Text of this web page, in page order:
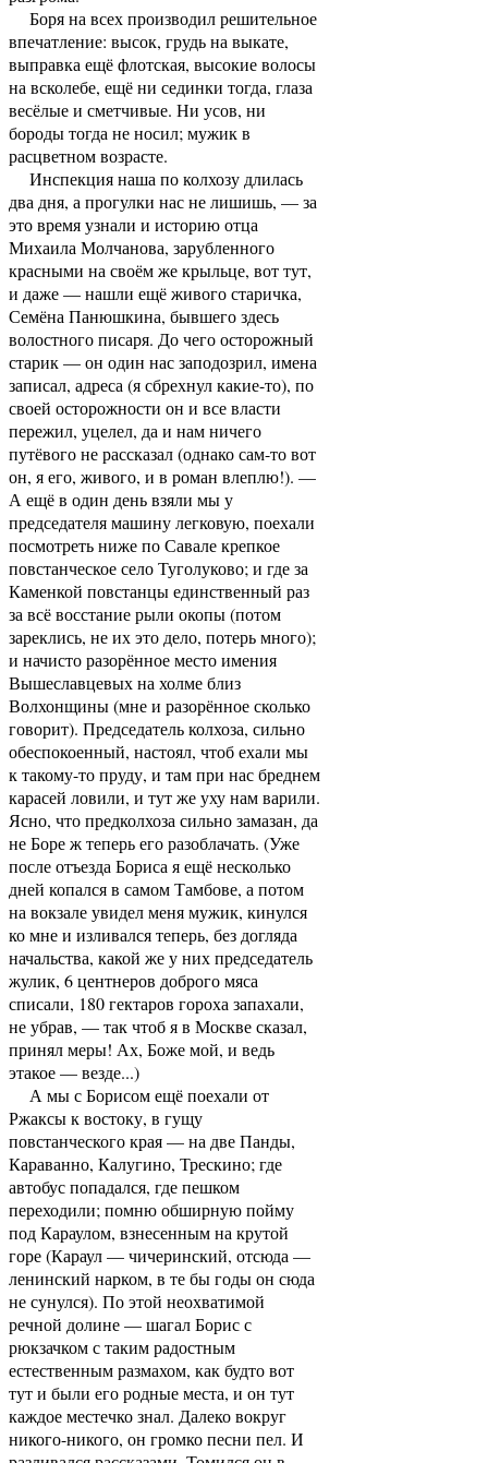
Боря на всех производил решительное
впечатление: высок, грудь на выкате,
выправка ещё флотская, высокие волосы
на всколебе, ещё ни сединки тогда, глаза
весёлые и сметчивые. Ни усов, ни
бороды тогда не носил; мужик в
расцветном возрасте.
Инспекция наша по колхозу длилась
два дня, а прогулки нас не лишишь, — за
это время узнали и историю отца
Михаила Молчанова, зарубленного
красными на своём же крыльце, вот тут,
и даже — нашли ещё живого старичка,
Семёна Панюшкина, бывшего здесь
волостного писаря. До чего осторожный
старик — он один нас заподозрил, имена
записал, адреса (я сбрехнул какие-то), по
своей осторожности он и все власти
пережил, уцелел, да и нам ничего
путёвого не рассказал (однако сам-то вот
он, я его, живого, и в роман влеплю!). —
А ещё в один день взяли мы у
председателя машину легковую, поехали
посмотреть ниже по Савале крепкое
повстанческое село Туголуково; и где за
Каменкой повстанцы единственный раз
за всё восстание рыли окопы (потом
зареклись, не их это дело, потерь много);
и начисто разорённое место имения
Вышеславцевых на холме близ
Волхонщины (мне и разорённое сколько
говорит). Председатель колхоза, сильно
обеспокоенный, настоял, чтоб ехали мы
к такому-то пруду, и там при нас бреднем
карасей ловили, и тут же уху нам варили.
Ясно, что предколхоза сильно замазан, да
не Боре ж теперь его разоблачать. (Уже
после отъезда Бориса я ещё несколько
дней копался в самом Тамбове, а потом
на вокзале увидел меня мужик, кинулся
ко мне и изливался теперь, без догляда
начальства, какой же у них председатель
жулик, 6 центнеров доброго мяса
списали, 180 гектаров гороха запахали,
не убрав, — так чтоб я в Москве сказал,
принял меры! Ах, Боже мой, и ведь
этакое — везде...)
А мы с Борисом ещё поехали от
Ржаксы к востоку, в гущу
повстанческого края — на две Панды,
Караванно, Калугино, Трескино; где
автобус попадался, где пешком
переходили; помню обширную пойму
под Караулом, взнесенным на крутой
горе (Караул — чичеринский, отсюда —
ленинский нарком, в те бы годы он сюда
не сунулся). По этой неохватимой
речной долине — шагал Борис с
рюкзачком с таким радостным
естественным размахом, как будто вот
тут и были его родные места, и он тут
каждое местечко знал. Далеко вокруг
никого-никого, он громко песни пел. И